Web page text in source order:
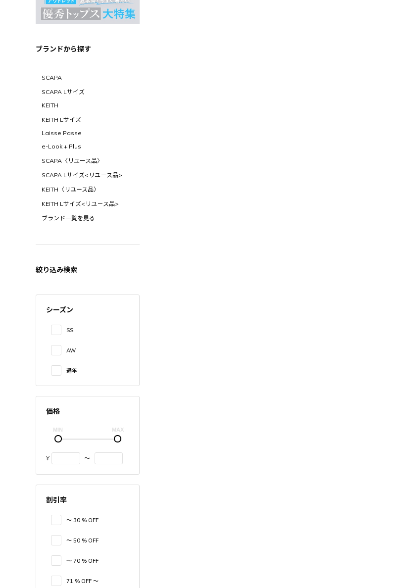
ブランドから探す
SCAPA
SCAPA Lサイズ
KEITH
KEITH Lサイズ
Laisse Passe
e-Look + Plus
SCAPA〈リユース品〉
SCAPA Lサイズ<リユ－ス品>
KEITH〈リユース品〉
KEITH Lサイズ<リユ－ス品>
ブランド一覧を見る
絞り込み検索
シーズン
SS
AW
通年
価格
¥ 〜
割引率
〜 30 % OFF
〜 50 % OFF
〜 70 % OFF
71 % OFF 〜